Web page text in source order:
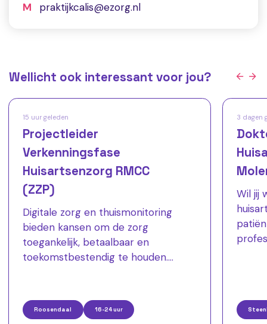
M
praktijkcalis@ezorg.nl
Wellicht ook interessant voor jou?
15 uur geleden
Projectleider
Verkenningsfase
Huisartsenzorg RMCC
(ZZP)
Digitale zorg en thuismonitoring
bieden kansen om de zorg
toegankelijk, betaalbaar en
toekomstbestendig te houden.
een ervaren projectleider die een
belangrijke verkenningsfase binnen
Roosendaal 16-24 uur
3 dagen
Wil jij